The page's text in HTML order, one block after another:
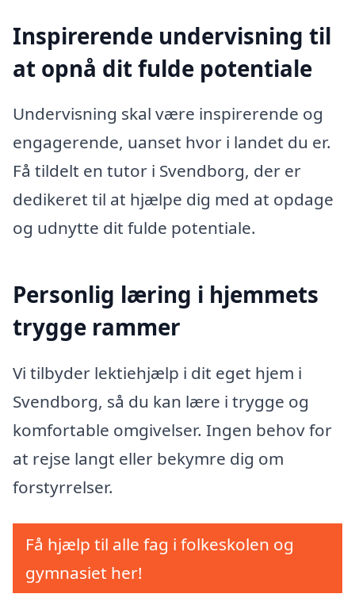
Inspirerende undervisning til
at opnå dit fulde potentiale
Undervisning skal være inspirerende og
engagerende, uanset hvor i landet du er.
Få tildelt en tutor i Svendborg, der er
dedikeret til at hjælpe dig med at opdage
og udnytte dit fulde potentiale.
Personlig læring i hjemmets
trygge rammer
Vi tilbyder lektiehjælp i dit eget hjem i
Svendborg, så du kan lære i trygge og
komfortable omgivelser. Ingen behov for
at rejse langt eller bekymre dig om
forstyrrelser.
Få hjælp til alle fag i folkeskolen og
gymnasiet her!